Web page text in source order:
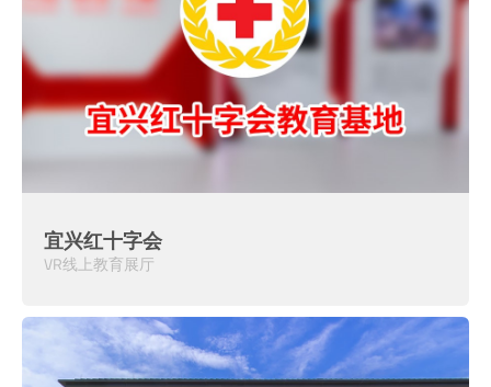
宜兴红十字会
VR线上教育展厅